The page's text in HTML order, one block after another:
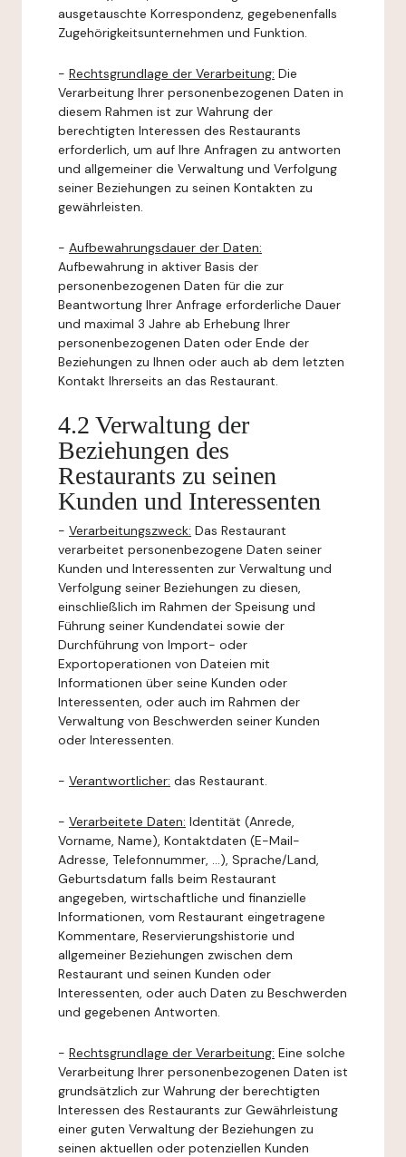
ausgetauschte Korrespondenz, gegebenenfalls
Zugehörigkeitsunternehmen und Funktion.
- Rechtsgrundlage der Verarbeitung: Die
Verarbeitung Ihrer personenbezogenen Daten in
diesem Rahmen ist zur Wahrung der
berechtigten Interessen des Restaurants
erforderlich, um auf Ihre Anfragen zu antworten
und allgemeiner die Verwaltung und Verfolgung
seiner Beziehungen zu seinen Kontakten zu
gewährleisten.
- Aufbewahrungsdauer der Daten:
Aufbewahrung in aktiver Basis der
personenbezogenen Daten für die zur
Beantwortung Ihrer Anfrage erforderliche Dauer
und maximal 3 Jahre ab Erhebung Ihrer
personenbezogenen Daten oder Ende der
Beziehungen zu Ihnen oder auch ab dem letzten
Kontakt Ihrerseits an das Restaurant.
4.2 Verwaltung der
Beziehungen des
Restaurants zu seinen
Kunden und Interessenten
- Verarbeitungszweck: Das Restaurant
verarbeitet personenbezogene Daten seiner
Kunden und Interessenten zur Verwaltung und
Verfolgung seiner Beziehungen zu diesen,
einschließlich im Rahmen der Speisung und
Führung seiner Kundendatei sowie der
Durchführung von Import- oder
Exportoperationen von Dateien mit
Informationen über seine Kunden oder
Interessenten, oder auch im Rahmen der
Verwaltung von Beschwerden seiner Kunden
oder Interessenten.
- Verantwortlicher: das Restaurant.
- Verarbeitete Daten: Identität (Anrede,
Vorname, Name), Kontaktdaten (E-Mail-
Adresse, Telefonnummer, ...), Sprache/Land,
Geburtsdatum falls beim Restaurant
angegeben, wirtschaftliche und finanzielle
Informationen, vom Restaurant eingetragene
Kommentare, Reservierungshistorie und
allgemeiner Beziehungen zwischen dem
Restaurant und seinen Kunden oder
Interessenten, oder auch Daten zu Beschwerden
und gegebenen Antworten.
- Rechtsgrundlage der Verarbeitung: Eine solche
Verarbeitung Ihrer personenbezogenen Daten ist
grundsätzlich zur Wahrung der berechtigten
Interessen des Restaurants zur Gewährleistung
einer guten Verwaltung der Beziehungen zu
seinen aktuellen oder potenziellen Kunden